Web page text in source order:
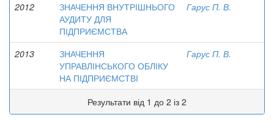
2012
ЗНАЧЕННЯ ВНУТРІШНЬОГО
АУДИТУ ДЛЯ
ПІДПРИЄМСТВА
Гарус П. В.
2013
ЗНАЧЕННЯ
УПРАВЛІНСЬКОГО ОБЛІКУ
НА ПІДПРИЄМСТВІ
Гарус П. В.
Результати від 1 до 2 із 2